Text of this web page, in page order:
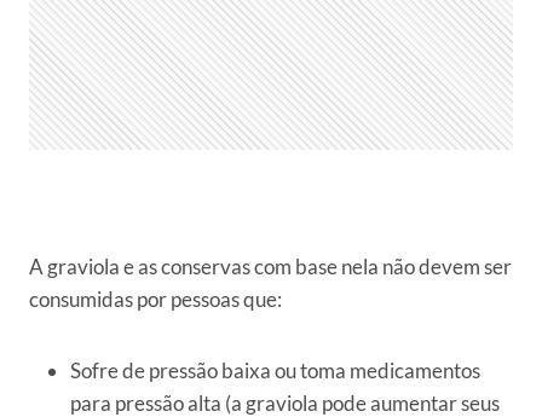
A graviola e as conservas com base nela não devem ser
consumidas por pessoas que:
Sofre de pressão baixa ou toma medicamentos
para pressão alta (a graviola pode aumentar seus